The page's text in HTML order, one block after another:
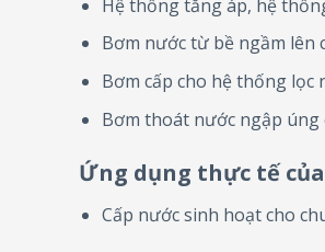
Hệ thống tăng áp, hệ
Bơm nước từ bề ngầm lên
Bơm cấp cho hệ thống lọc
Bơm thoát nước ngập úng
Ứng dụng thực tế
Cấp nước sinh hoạt cho